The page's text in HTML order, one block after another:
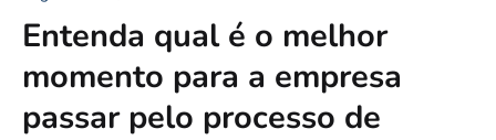
Entenda qual é o melhor
momento para a empresa
passar pelo processo de